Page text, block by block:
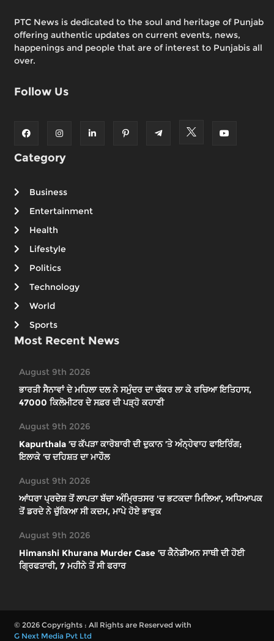
PTC News is dedicated to the soul and heritage of Punjab
offering authentic updates on current events, news,
happenings and people that are of interest to Punjabis all
over.
Follow Us
Category
Business
Entertainment
Health
Lifestyle
Politics
Technology
World
Sports
Most Recent News
August 9th 2026
ਭਾਰਤੀ ਸੈਨਾਵਾਂ ਦੇ ਮਹਿਲਾ ਦਲ ਨੇ ਸਮੁੰਦਰ ਦਾ ਚੱਕਰ ਲਾ ਕੇ ਰਚਿਆ ਇਤਿਹਾਸ,
47000 ਕਿਲੋਮੀਟਰ ਦੇ ਸਫ਼ਰ ਦੀ ਪੜ੍ਹੋ ਕਹਾਣੀ
August 9th 2026
Kapurthala ’ਚ ਕੱਪੜਾ ਕਾਰੋਬਾਰੀ ਦੀ ਦੁਕਾਨ ’ਤੇ ਅੰਨ੍ਹੇਵਾਹ ਫਾਇਰਿੰਗ;
ਇਲਾਕੇ ’ਚ ਦਹਿਸ਼ਤ ਦਾ ਮਾਹੌਲ
August 9th 2026
ਆਂਧਰਾ ਪ੍ਰਦੇਸ਼ ਤੋਂ ਲਾਪਤਾ ਬੱਚਾ ਅੰਮ੍ਰਿਤਸਰ 'ਚ ਭਟਕਦਾ ਮਿਲਿਆ, ਅਧਿਆਪਕ
ਤੋਂ ਡਰਦੇ ਨੇ ਚੁੱਕਿਆ ਸੀ ਕਦਮ, ਮਾਪੇ ਹੋਏ ਭਾਵੁਕ
August 9th 2026
Himanshi Khurana Murder Case ’ਚ ਕੈਨੇਡੀਅਨ ਸਾਥੀ ਦੀ ਹੋਈ
ਗ੍ਰਿਫਤਾਰੀ, 7 ਮਹੀਨੇ ਤੋਂ ਸੀ ਫਰਾਰ
© 2026 Copyrights : All Rights are Reserved with
G Next Media Pvt Ltd